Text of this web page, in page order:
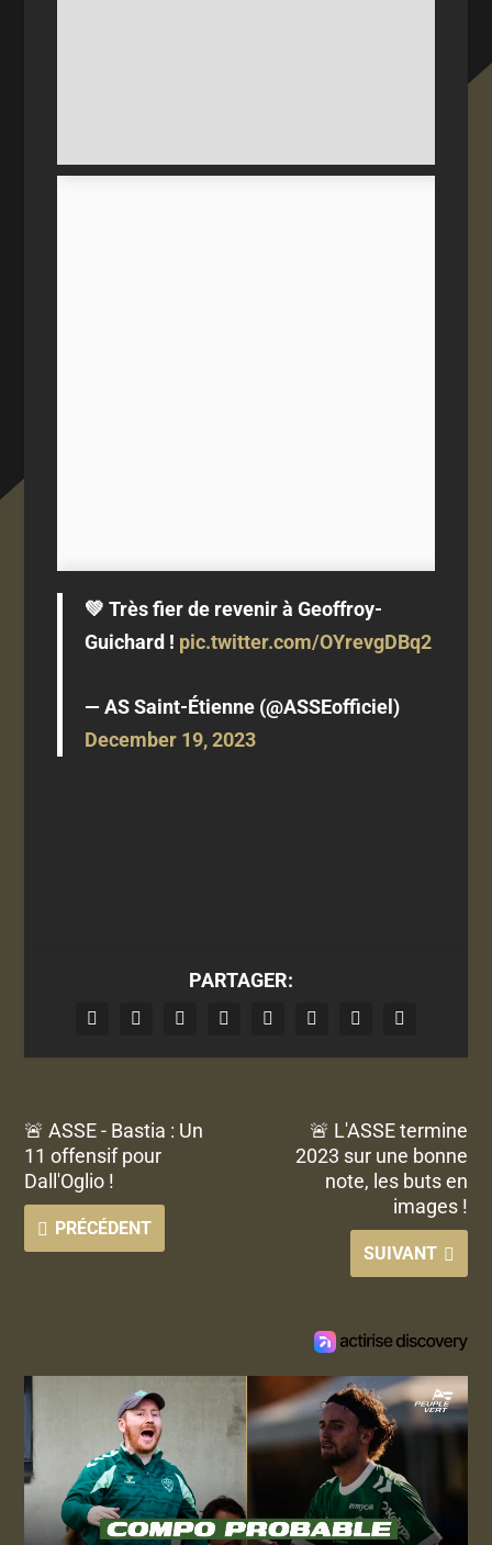
💚 Très fier de revenir à Geoffroy-
Guichard ! pic.twitter.com/OYrevgDBq2
— AS Saint-Étienne (@ASSEofficiel)
December 19, 2023
PARTAGER:
🚨 ASSE - Bastia : Un
11 offensif pour
Dall'Oglio !
PRÉCÉDENT
🚨 L'ASSE termine
2023 sur une bonne
note, les buts en
images !
SUIVANT